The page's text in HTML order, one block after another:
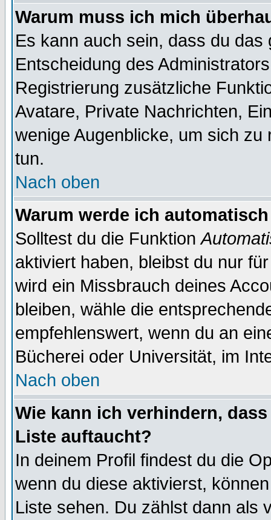
Warum muss ich mich
Es kann auch sein, dass du
Entscheidung des
Registrierung zusätzliche
Avatare, Private Nachrichten,
wenige Augenblicke, um sich
tun.
Nach oben
Warum werde ich
Solltest du die Funktion
aktiviert haben, bleibst du nur
wird ein Missbrauch deines
bleiben, wähle die
empfehlenswert, wenn du an
Bücherei oder Universität, im
Nach oben
Wie kann ich verhindern,
Liste auftaucht?
In deinem Profil findest du die
wenn du diese aktivierst,
Liste sehen. Du zählst dann als